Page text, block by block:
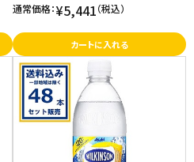
通常価格：¥5,441（税込）
カートに入れる